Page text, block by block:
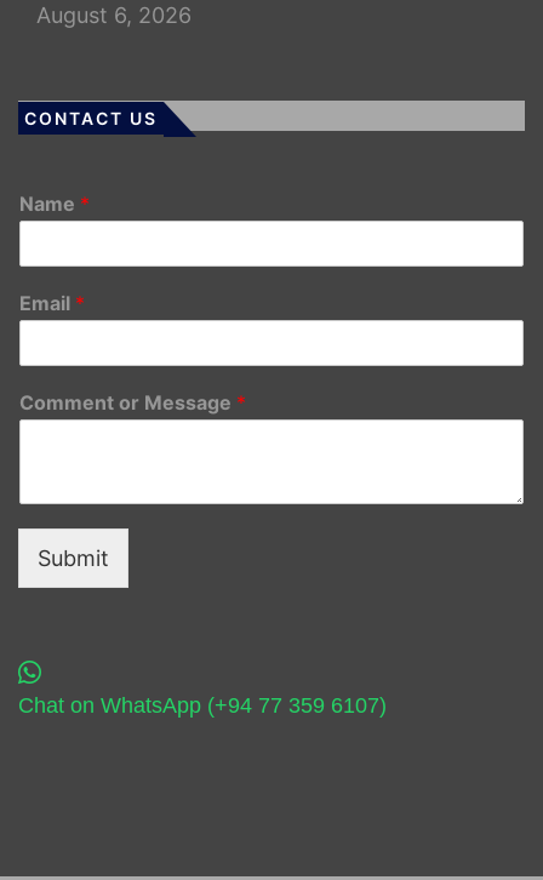
August 6, 2026
CONTACT US
Name *
Email *
Comment or Message *
Submit
Chat on WhatsApp (+94 77 359 6107)